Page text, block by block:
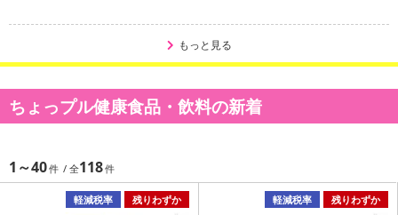
もっと見る
ちょっプル健康食品・飲料の新着
1～40 118
軽減税率 残りわずか 軽減税率 残りわずか